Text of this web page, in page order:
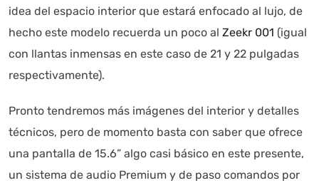
idea del espacio interior que estará enfocado al lujo, de
hecho este modelo recuerda un poco al Zeekr 001 (igual
con llantas inmensas en este caso de 21 y 22 pulgadas
respectivamente).
Pronto tendremos más imágenes del interior y detalles
técnicos, pero de momento basta con saber que ofrece
una pantalla de 15.6” algo casi básico en este presente,
un sistema de audio Premium y de paso comandos por